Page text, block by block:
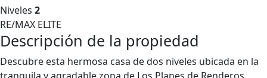
Niveles 2
RE/MAX ELITE
Descripción de la propiedad
Descubre esta hermosa casa de dos niveles ubicada en la